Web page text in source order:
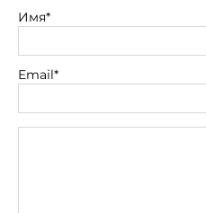
Имя*
Email*